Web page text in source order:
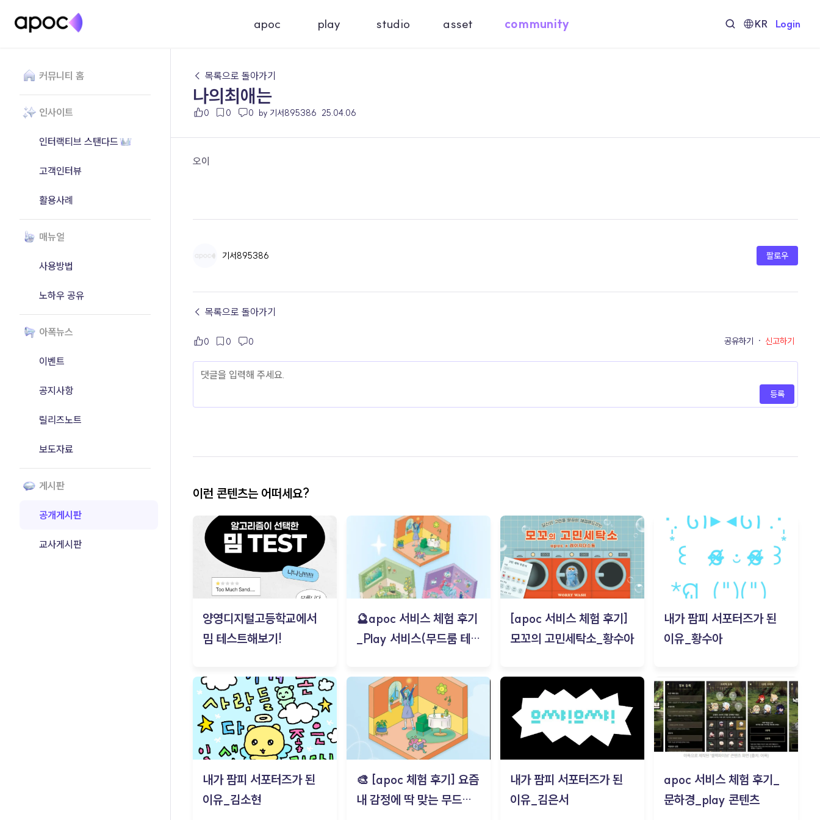
apoc play studio asset community KR Login
커뮤니티 홈
인사이트
인터랙티브 스탠다드
고객인터뷰
활용사례
매뉴얼
사용방법
노하우 공유
아폭뉴스
이벤트
공지사항
릴리즈노트
보도자료
게시판
공개게시판
교사게시판
← 목록으로 돌아가기
나의최애는
0 0 0 by 기서895386 25.04.06
오이
기서895386 팔로우
← 목록으로 돌아가기
0 0 0 공유하기 · 신고하기
등록
이런 콘텐츠는 어떠세요?
양영디지털고등학교에서
밈 테스트해보기!
🔮apoc 서비스 체험 후기
_Play 서비스(무드룸 테스
[apoc 서비스 체험 후기]
모꼬의 고민세탁소_황수아
내가 팜피 서포터즈가 된
이유_황수아
내가 팜피 서포터즈가 된
이유_김소현
🎨 [apoc 체험 후기] 요즘
내 감정에 딱 맞는 무드룸
내가 팜피 서포터즈가 된
이유_김은서
apoc 서비스 체험 후기_
문하경_play 콘텐츠